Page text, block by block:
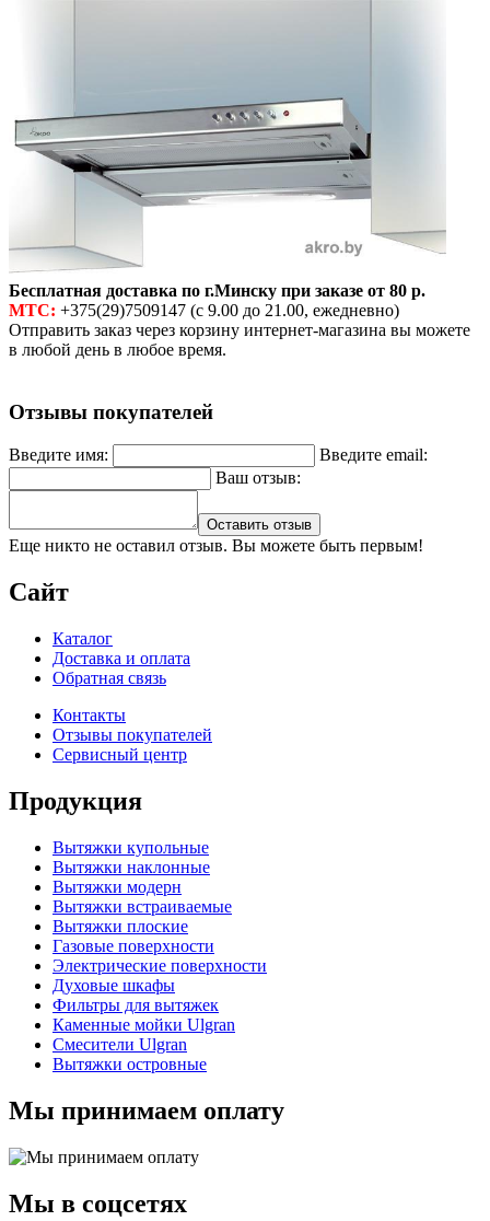
Бесплатная доставка по г.Минску при заказе от 80 р.
МТС: +375(29)7509147 (с 9.00 до 21.00, ежедневно)
Отправить заказ через корзину интернет-магазина вы можете
в любой день в любое время.
Отзывы покупателей
Введите имя:
Введите email:
Ваш отзыв:
Оставить отзыв
Еще никто не оставил отзыв. Вы можете быть первым!
Сайт
Каталог
Доставка и оплата
Обратная связь
Контакты
Отзывы покупателей
Сервисный центр
Продукция
Вытяжки купольные
Вытяжки наклонные
Вытяжки модерн
Вытяжки встраиваемые
Вытяжки плоские
Газовые поверхности
Электрические поверхности
Духовые шкафы
Фильтры для вытяжек
Каменные мойки Ulgran
Смесители Ulgran
Вытяжки островные
Мы принимаем оплату
Мы в соцсетях